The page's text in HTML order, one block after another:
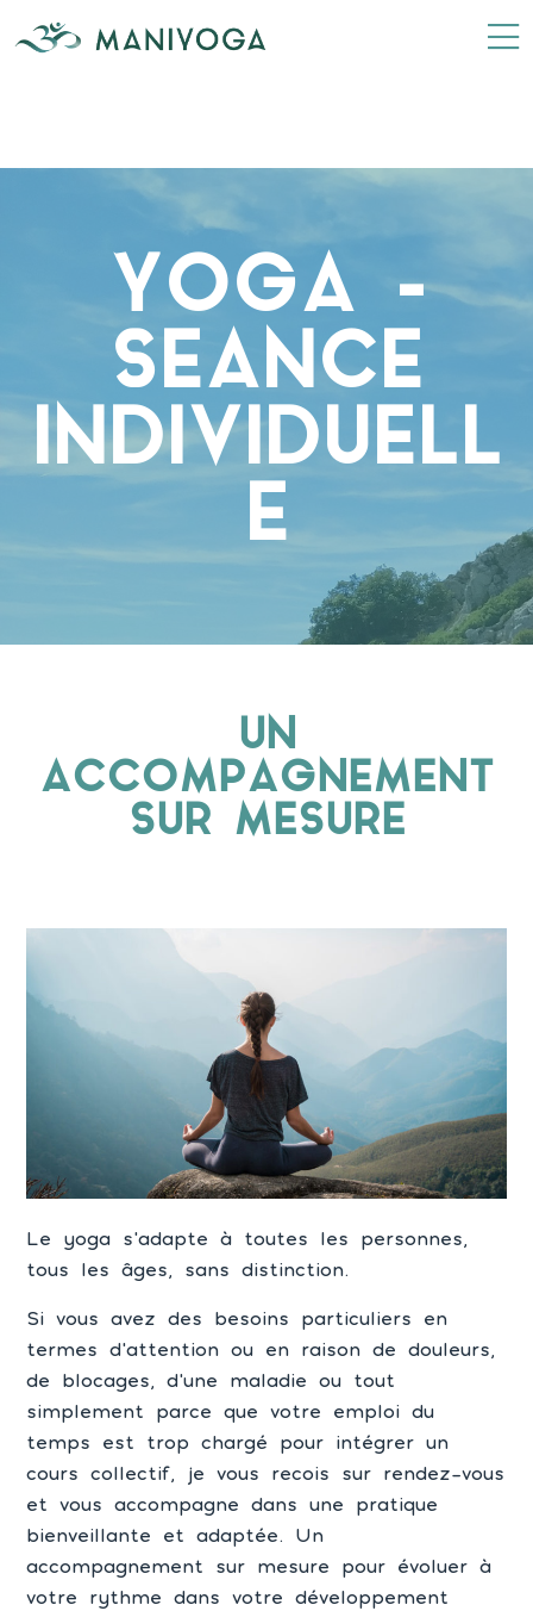
YOGA –
SEANCE
INDIVIDUELL
E
UN
ACCOMPAGNEMENT
SUR MESURE
Le yoga s’adapte à toutes les personnes,
tous les âges, sans distinction.
Si vous avez des besoins particuliers en
termes d’attention ou en raison de douleurs,
de blocages, d’une maladie ou tout
simplement parce que votre emploi du
temps est trop chargé pour intégrer un
cours collectif, je vous recois sur rendez-vous
et vous accompagne dans une pratique
bienveillante et adaptée. Un
accompagnement sur mesure pour évoluer à
votre rythme dans votre développement